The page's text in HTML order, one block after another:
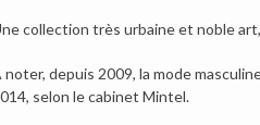
collection très urbaine et noble
noter, depuis 2009, la mode
selon le cabinet Mintel.